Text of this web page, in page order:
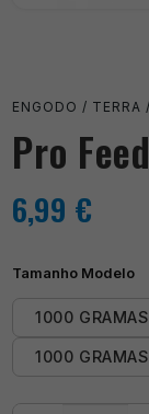
ENGODO / TERRA
Pro
6,99 €
Tamanho Modelo
1000
1000